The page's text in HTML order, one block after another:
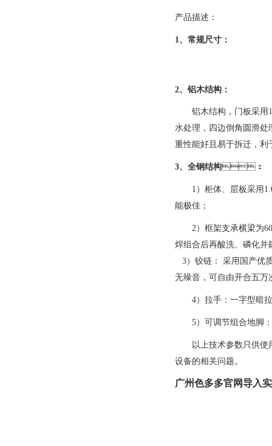
产品描述：
1、常规尺寸：
2、铝木结构：
铝木结构，门板采用
水处理，四边倒角圆滑处
重性能好且易于拆迁，
3、全钢结构：
1）柜体、层板采用
能极佳；
2）框架支承横梁为60
焊组合后再酸洗、磷化
3）铰链： 采用国产优
无噪音，可自由开合五万次
4）拉手：一字型
5）可调节组合地脚：
以上技术参数只供使
设备的相关问题。
广州色多多官网导入实